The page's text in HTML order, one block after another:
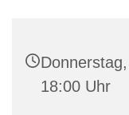
18:00 Uhr